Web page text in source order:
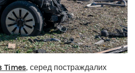
Times, серед постраждалих